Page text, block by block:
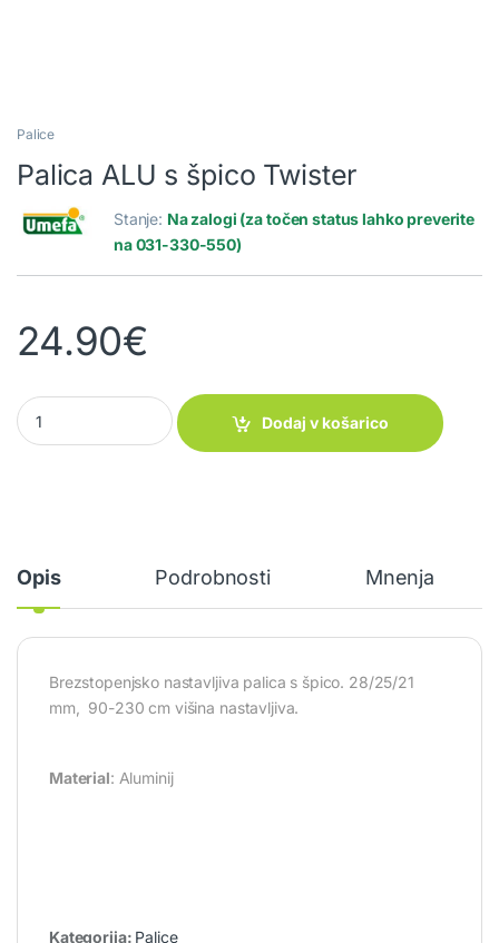
Palice
Palica ALU s špico Twister
Stanje: Na zalogi (za točen status lahko preverite
na 031-330-550)
24.90€
Palica ALU s špico Twister quantity
Dodaj v košarico
Opis Podrobnosti Mnenja
Brezstopenjsko nastavljiva palica s špico. 28/25/21
mm, 90-230 cm višina nastavljiva.
Material: Aluminij
Kategorija: Palice